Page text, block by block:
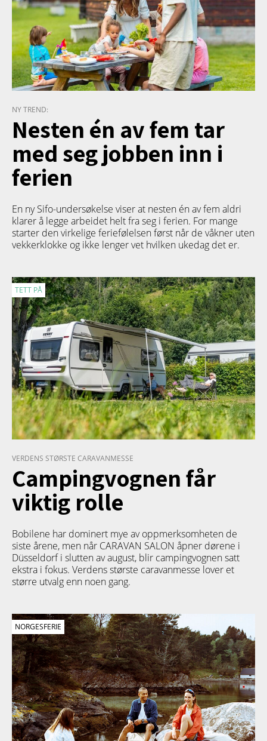
NY TREND:
Nesten én av fem tar
med seg jobben inn i
ferien
En ny Sifo-undersøkelse viser at nesten én av fem aldri
klarer å legge arbeidet helt fra seg i ferien. For mange
starter den virkelige feriefølelsen først når de våkner uten
vekkerklokke og ikke lenger vet hvilken ukedag det er.
TETT PÅ
VERDENS STØRSTE CARAVANMESSE
Campingvognen får
viktig rolle
Bobilene har dominert mye av oppmerksomheten de
siste årene, men når CARAVAN SALON åpner dørene i
Düsseldorf i slutten av august, blir campingvognen satt
ekstra i fokus. Verdens største caravanmesse lover et
større utvalg enn noen gang.
NORGESFERIE